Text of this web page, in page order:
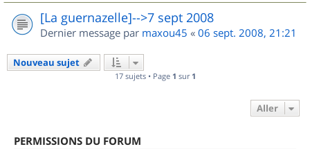
[La guernazelle]-->7 sept 2008
Dernier message par maxou45 « 06 sept. 2008, 21:21
Nouveau sujet
17 sujets • Page 1 sur 1
Aller
PERMISSIONS DU FORUM